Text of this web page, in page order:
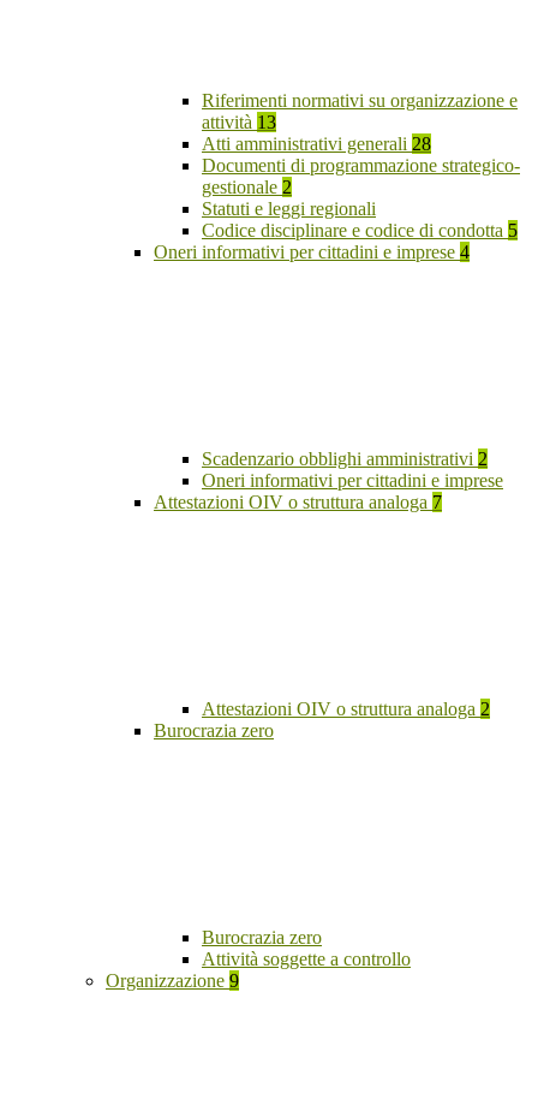
Riferimenti normativi su organizzazione e
attività 13
Atti amministrativi generali 28
Documenti di programmazione strategico-
gestionale 2
Statuti e leggi regionali
Codice disciplinare e codice di condotta 5
Oneri informativi per cittadini e imprese 4
Scadenzario obblighi amministrativi 2
Oneri informativi per cittadini e imprese
Attestazioni OIV o struttura analoga 7
Attestazioni OIV o struttura analoga 2
Burocrazia zero
Burocrazia zero
Attività soggette a controllo
Organizzazione 9